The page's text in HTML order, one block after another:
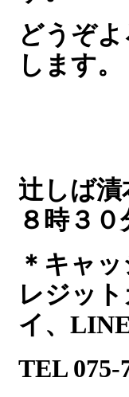
どうぞ
します。
辻しば
８時３
＊キャ
レジッ
イ、
TEL 075-